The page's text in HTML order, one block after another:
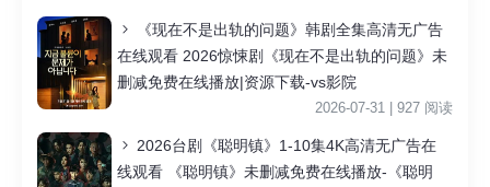
《现在不是出轨的问题》韩剧全集高清无广告
在线观看 2026惊悚剧《现在不是出轨的问题》未
删减免费在线播放|资源下载-vs影院
2026-07-31 | 927 阅读
2026台剧《聪明镇》1-10集4K高清无广告在
线观看 《聪明镇》未删减免费在线播放-《聪明